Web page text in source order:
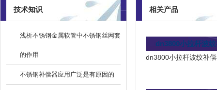
相关产品
dn3800小拉杆波
dn3800小拉杆波纹补
技术知识
浅析不锈钢金属软管中不锈钢丝网套
的作用
不锈钢补偿器应用广泛是有原因的